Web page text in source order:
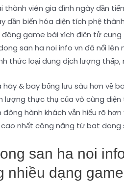
thành viên gia đình ngày dần
dần biến hóa diện tích phệ
đông game bài xích điện tử
san ha noi info vn đã nổi
thức loại dung dịch lượng
hãy & bay bổng lưu sâu hơn về
lượng thực thụ của vô cùng
đông hành khách vẫn hiểu rõ
nhất công năng từ bat dong
san ha noi
nhiều dạng